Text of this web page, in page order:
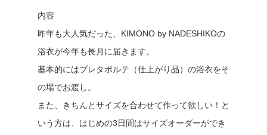
内容
昨年も大人気だった、KIMONO by NADESHIKOの
浴衣が今年も長月に届きます。
基本的にはプレタポルテ（仕上がり品）の浴衣をそ
の場でお渡し。
また、きちんとサイズを合わせて作って欲しい！と
いう方は、はじめの3日間はサイズオーダーができ